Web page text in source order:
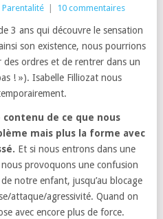
Parentalité 10 commentaires
3 ans qui découvre le sensation
son existence, nous pourrions
ordres et de rentrer dans un
! »). Isabelle Filliozat nous
contenu de ce que nous
mais plus la forme avec
Et si nous entrons dans une
provoquons une confusion
notre enfant, jusqu’au blocage
attaque/agressivité. Quand on
avec encore plus de force.